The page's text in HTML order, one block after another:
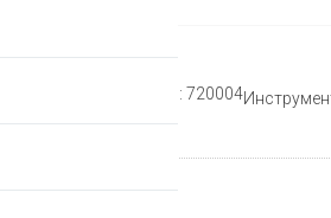
Артикул: 720004